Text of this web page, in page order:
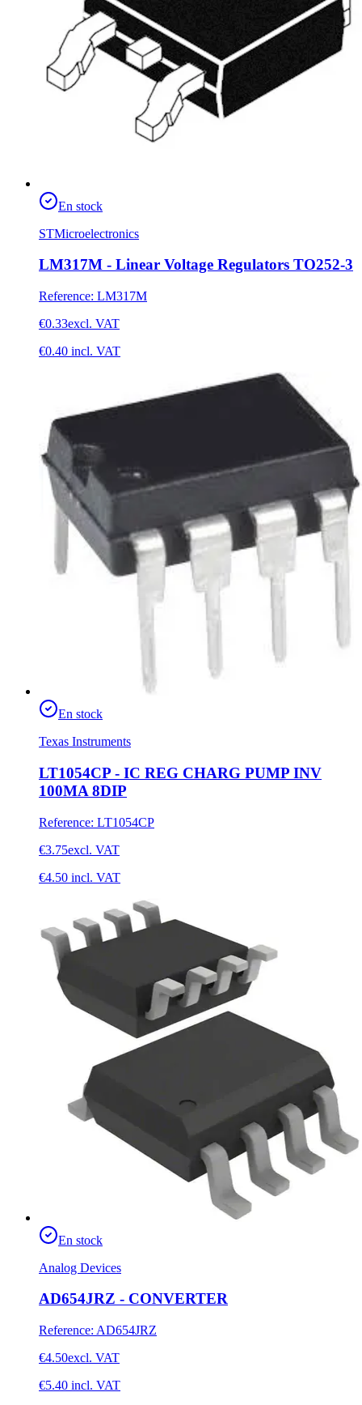
En stock
STMicroelectronics
LM317M - Linear Voltage Regulators TO252-3
Reference: LM317M
€0.33excl. VAT
€0.40 incl. VAT
En stock
Texas Instruments
LT1054CP - IC REG CHARG PUMP INV
100MA 8DIP
Reference: LT1054CP
€3.75excl. VAT
€4.50 incl. VAT
En stock
Analog Devices
AD654JRZ - CONVERTER
Reference: AD654JRZ
€4.50excl. VAT
€5.40 incl. VAT